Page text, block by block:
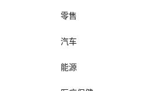
零售
汽车
能源